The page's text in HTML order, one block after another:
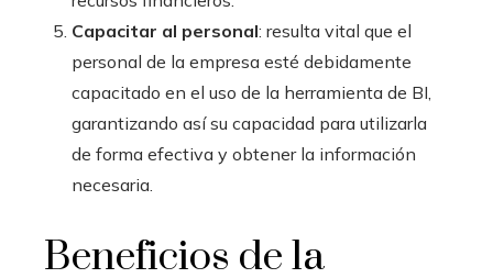
Capacitar al personal: resulta vital que el
personal de la empresa esté debidamente
capacitado en el uso de la herramienta de BI,
garantizando así su capacidad para utilizarla
de forma efectiva y obtener la información
necesaria.
Beneficios de la